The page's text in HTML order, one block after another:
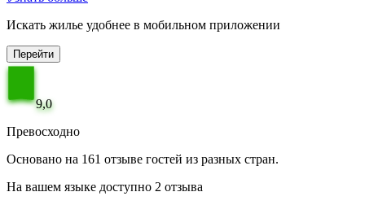
Искать жилье удобнее в мобильном приложении
Перейти
9,0
Превосходно
Основано на 161 отзыве гостей из разных стран.
На вашем языке доступно 2 отзыва